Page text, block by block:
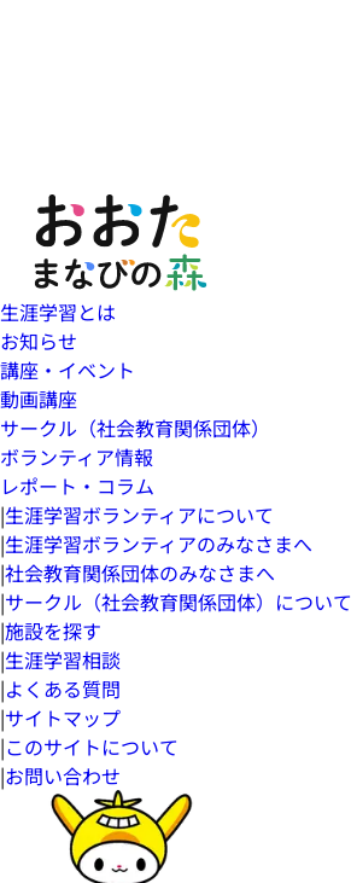
生涯学習とは
お知らせ
講座・イベント
動画講座
サークル（社会教育関係団体）
ボランティア情報
レポート・コラム
|生涯学習ボランティアについて
|生涯学習ボランティアのみなさまへ
|社会教育関係団体のみなさまへ
|サークル（社会教育関係団体）について
|施設を探す
|生涯学習相談
|よくある質問
|サイトマップ
|このサイトについて
|お問い合わせ